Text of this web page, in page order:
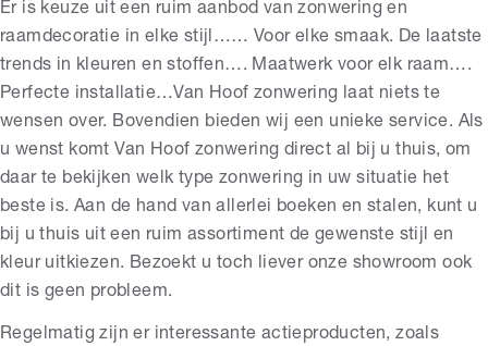
Er is keuze uit een ruim aanbod van zonwering en
raamdecoratie in elke stijl…… Voor elke smaak. De laatste
trends in kleuren en stoffen…. Maatwerk voor elk raam….
Perfecte installatie…Van Hoof zonwering laat niets te
wensen over. Bovendien bieden wij een unieke service. Als
u wenst komt Van Hoof zonwering direct al bij u thuis, om
daar te bekijken welk type zonwering in uw situatie het
beste is. Aan de hand van allerlei boeken en stalen, kunt u
bij u thuis uit een ruim assortiment de gewenste stijl en
kleur uitkiezen. Bezoekt u toch liever onze showroom ook
dit is geen probleem.
Regelmatig zijn er interessante actieproducten, zoals